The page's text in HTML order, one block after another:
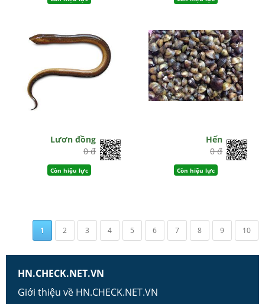
Lươn đồng
0 đ
Còn hiệu lực
Hến
0 đ
Còn hiệu lực
1 2 3 4 5 6 7 8 9 10
HN.CHECK.NET.VN
Giới thiệu về HN.CHECK.NET.VN